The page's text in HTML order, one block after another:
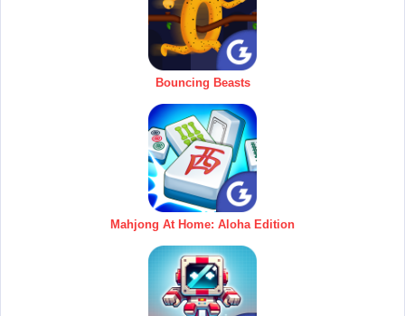
Bouncing Beasts
Mahjong At Home: Aloha Edition